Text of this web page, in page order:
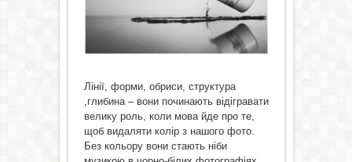
Лінії, форми, обриси, структура
,глибина – вони починають відігравати
велику роль, коли мова йде про те,
щоб видаляти колір з нашого фото.
Без кольору вони стають ніби